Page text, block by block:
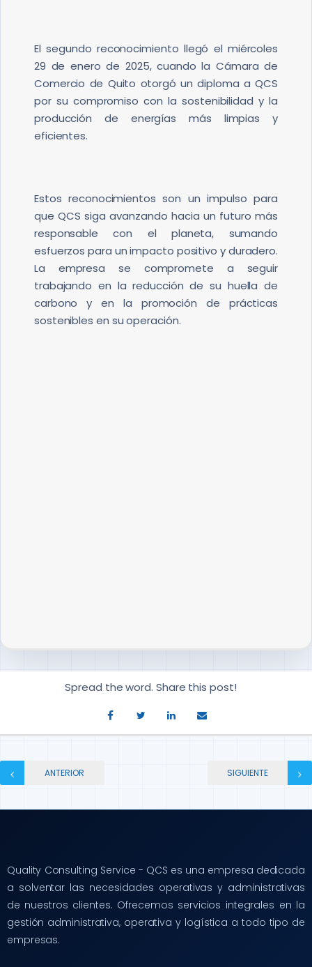
El segundo reconocimiento llegó el miércoles
29 de enero de 2025, cuando la Cámara de
Comercio de Quito otorgó un diploma a QCS
por su compromiso con la sostenibilidad y la
producción de energías más limpias y
eficientes.
Estos reconocimientos son un impulso para
que QCS siga avanzando hacia un futuro más
responsable con el planeta, sumando
esfuerzos para un impacto positivo y duradero.
La empresa se compromete a seguir
trabajando en la reducción de su huella de
carbono y en la promoción de prácticas
sostenibles en su operación.
Spread the word. Share this post!
ANTERIOR SIGUIENTE
Quality Consulting Service - QCS es una empresa dedicada
a solventar las necesidades operativas y administrativas
de nuestros clientes. Ofrecemos servicios integrales en la
gestión administrativa, operativa y logística a todo tipo de
empresas.